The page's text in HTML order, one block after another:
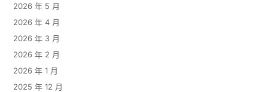
2026 年 5 月
2026 年 4 月
2026 年 3 月
2026 年 2 月
2026 年 1 月
2025 年 12 月